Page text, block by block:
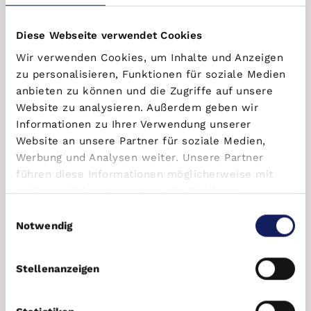
Diese Webseite verwendet Cookies
Wir verwenden Cookies, um Inhalte und Anzeigen
zu personalisieren, Funktionen für soziale Medien
anbieten zu können und die Zugriffe auf unsere
Website zu analysieren. Außerdem geben wir
Informationen zu Ihrer Verwendung unserer
Website an unsere Partner für soziale Medien,
Werbung und Analysen weiter. Unsere Partner
führen diese Informationen möglicherweise mit
weiteren Daten zusammen, die Sie ihnen
Nutzung der Dienste gesammelt haben.
Notwendig
Stellenanzeigen
geringbleiben.
Für Investorinnen und Investoren bedeutet das
Mieteinnahmen
steuerliche Vorteile durch Abschreibungen
hohe Nachfrage bei Mietern
, insbesondere in
gefragten Lagen. Neubauwohnungen profitieren zudem von
einem
langfristigen Wertsteigerungspotenzial , da moderne
Wohnungen strukturell knapp sind.
Welche Rolle spielen Energieeffizienz und
Neubauwohnung als Kapitalanlage?
spielen
Rolle fürVermietbarkeit, Wirtschaftlichkeit und langfristige